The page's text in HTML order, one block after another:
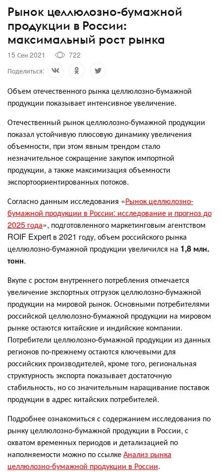
Рынок целлюлозно-бумажной
продукции в России:
максимальный рост рынка
15 Сен 2021
722
Поделиться:
Объем отечественного рынка целлюлозно-бумажной
продукции показывает интенсивное увеличение.
Отечественный рынок целлюлозно-бумажной продукции
показал устойчивую плюсовую динамику увеличения
объемности, при этом явным трендом стало
незначительное сокращение закупок импортной
продукции, а также максимизация объемности
экспортоориентированных потоков.
Согласно данным исследования «Рынок целлюлозно-
бумажной продукции в России: исследование и прогноз до
2025 года», подготовленного маркетинговым агентством
ROIF Expert в 2021 году, объем российского рынка
целлюлозно-бумажной продукции увеличился на 1,8 млн.
тонн.
Вкупе с ростом внутреннего потребления отмечается
увеличение экспортных отгрузок целлюлозно-бумажной
продукции на мировой рынок. Основными потребителями
российской целлюлозно-бумажной продукции на мировом
рынке остаются китайские и индийские компании.
Потребители целлюлозно-бумажной продукции из данных
регионов по-прежнему остаются ключевыми для
российских производителей, кроме того, региональная
структурность экспорта показывает достаточную
стабильность, но со значительным наращивание поставок
продукции в адрес китайских потребителей.
Подробнее ознакомиться с содержанием исследования по
рынку целлюлозно-бумажной продукции в России, с
охватом временных периодов и детализацией по
наполняемости можно по ссылкеАнализ рынка
целлюлозно-бумажной продукции в России.